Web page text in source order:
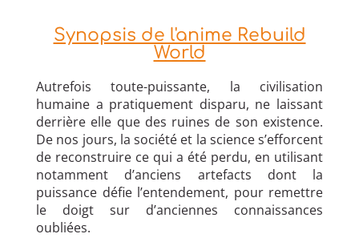
Synopsis de l'anime Rebuild
World
Autrefois toute-puissante, la civilisation
humaine a pratiquement disparu, ne laissant
derrière elle que des ruines de son existence.
De nos jours, la société et la science s’efforcent
de reconstruire ce qui a été perdu, en utilisant
notamment d’anciens artefacts dont la
puissance défie l’entendement, pour remettre
le doigt sur d’anciennes connaissances
oubliées.